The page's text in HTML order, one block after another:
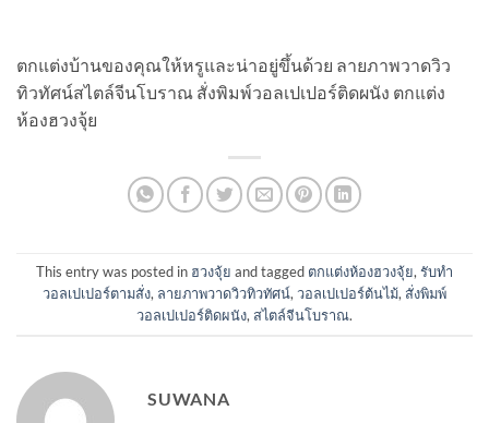
ตกแต่งบ้านของคุณให้หรูและน่าอยู่ขึ้นด้วย ลายภาพวาดวิว
ทิวทัศน์สไตล์จีนโบราณ สั่งพิมพ์วอลเปเปอร์ติดผนัง ตกแต่ง
ห้องฮวงจุ้ย
This entry was posted in ฮวงจุ้ย and tagged ตกแต่งห้องฮวงจุ้ย, รับทํา
วอลเปเปอร์ตามสั่ง, ลายภาพวาดวิวทิวทัศน์, วอลเปเปอร์ต้นไม้, สั่งพิมพ์
วอลเปเปอร์ติดผนัง, สไตล์จีนโบราณ.
SUWANA